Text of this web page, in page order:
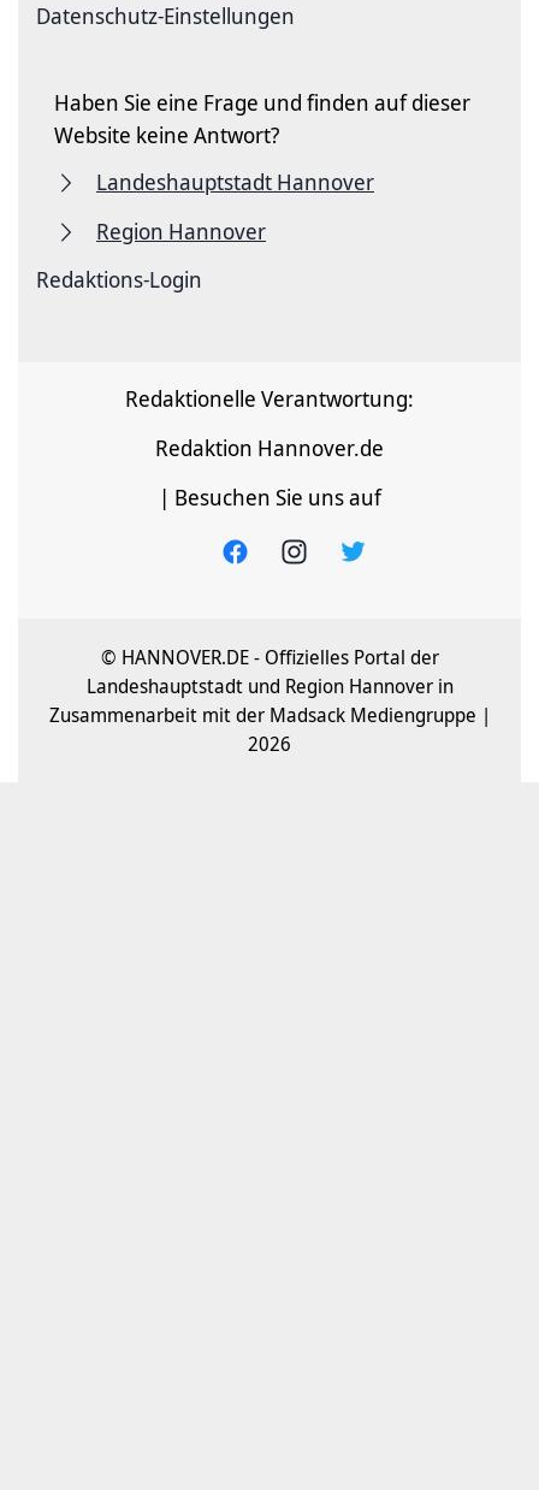
Datenschutz-Einstellungen
Haben Sie eine Frage und finden auf dieser
Website keine Antwort?
Landeshauptstadt Hannover
Region Hannover
Redaktions-Login
Redaktionelle Verantwortung:
Redaktion Hannover.de
| Besuchen Sie uns auf
© HANNOVER.DE - Offizielles Portal der
Landeshauptstadt und Region Hannover in
Zusammenarbeit mit der Madsack Mediengruppe |
2026